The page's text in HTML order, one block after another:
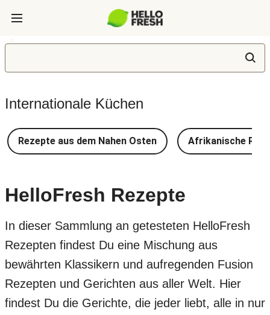
Internationale Küchen
Rezepte aus dem Nahen Osten Afrikanische
HelloFresh Rezepte
In dieser Sammlung an getesteten HelloFresh
Rezepten findest Du eine Mischung aus
bewährten Klassikern und aufregenden Fusion
Rezepten und Gerichten aus aller Welt. Hier
findest Du die Gerichte, die jeder liebt, alle in nur